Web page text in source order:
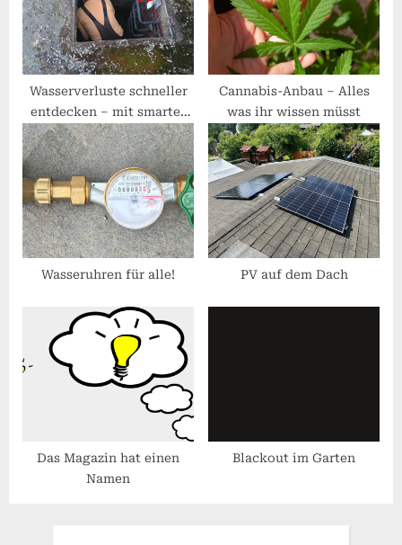
P
o
s
t
:
t
:
Wasserverluste schneller
entdecken – mit smarter
Technik!
Cannabis-Anbau – Alles
was ihr wissen müsst
Wasseruhren für alle! PV auf dem Dach
Das Magazin hat einen
Namen
Blackout im Garten